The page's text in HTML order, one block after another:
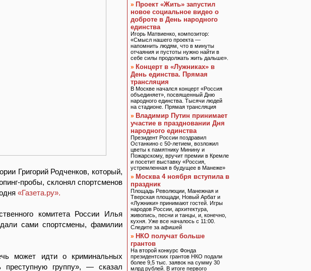
Григорий Родченков, который,
пробы, склонял спортсменов
«Газета.ру».
комитета России Илья
сами спортсмены, фамилии
может идти о криминальных
преступную группу», — сказал
» Проект «Жить» запустил
новое социальное видео о
доброте в День народного
единства
Игорь Матвиенко, композитор:
«Смысл нашего проекта —
напомнить людям, что в минуты
отчаяния и пустоты нужно найти в
себе силы продолжать жить дальше».
» Концерт в «Лужниках» в
День единства. Прямая
трансляция
В Москве начался концерт «Россия
объединяет», посвященный Дню
народного единства. Тысячи людей
на стадионе. Прямая трансляция
» Владимир Путин принимает
участие в праздновании Дня
народного единства
Президент России поздравил
Останкино с 50-летием, возложил
цветы к памятнику Минину и
Пожарскому, вручит премии в Кремле
и посетит выставку «Россия,
устремленная в будущее в Манеже»
» Москва 4 ноября вступила в
праздник
Площадь Революции, Манежная и
Тверская площади, Новый Арбат и
«Лужники» принимают гостей. Игры
народов России, архитектура,
живопись, песни и танцы, и, конечно,
кухня. Уже все началось с 11:00.
Следите за афишей
» НКО получат больше
грантов
На второй конкурс Фонда
президентских грантов НКО подали
более 9,5 тыс. заявок на сумму 30
млрд рублей. В итоге первого